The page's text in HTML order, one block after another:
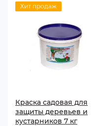
Хит продаж
Краска садовая для
защиты деревьев и
кустарников 7 кг